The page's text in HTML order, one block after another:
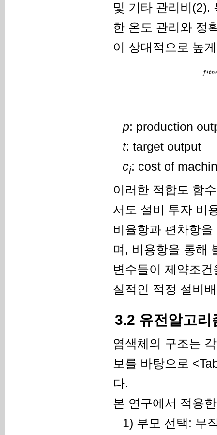
및 기타 관리비(2).
한 온도 관리와 정
이 상대적으로 높
fitn
p: production
t: target output
ci: cost of
이러한 적합도 함
서도 설비 투자 비
비율항과 편차항
며, 비용항을 통해
변수들이 제약조
실적인 적정 설비
3.2 유전알고리
염색체의 구조는
보를 바탕으로
다.
본 연구에서 적용
1) 부모 선택: 무